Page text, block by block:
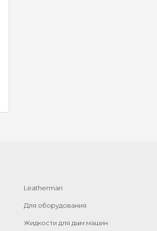
Leatherman
Для оборудования
Жидкости для дым машин